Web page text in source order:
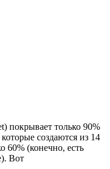
покрывает только 90%
создаются из 14
(конечно, есть
Вот